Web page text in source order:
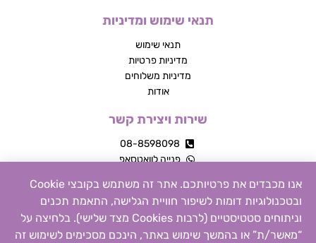
תנאי שימוש ומדיניות
תנאי שימוש
מדיניות פרטיות
מדיניות משלוחים
אודות
שירות ויצירת קשר
08-8598098
פנייה לוואטסאפ
פייסבוק
אינסטגרם
צור קשר
אנו מכבדים את פרטיותכם. אתר זה משתמש בקובצי Cookie
ובטכנולוגיות דומות לשיפור חוויית הגלישה, התאמת תכנים
וניתוחים סטטיסטיים (לרבות Cookies מצד שלישי). בלחיצה על
“מאשר/ת” או בהמשך שימוש באתר, הינכם מסכימים לשימוש זה